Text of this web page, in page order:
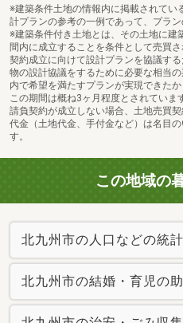
※建築条件土地の情報内に掲載されてい
計プランの参考の一例であって、プラン
※建築条件付き土地とは、その土地に建
間内に成立することを条件として売買
契約成立に向けて設計プランを協議す
物の設計協議をするために必要な相当
内で希望を満たすプランが実現できた
この期間は概ね3ヶ月程度とされてい
請負契約が成立しない場合、土地売買
代金（土地代金、手付金など）は名目
す。
この地域の
北九州市の人口などの統
北九州市の結婚・育児の